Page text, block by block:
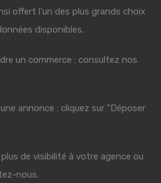
offert l'un des plus grands choix
disponibles.
un commerce : consultez nos
annonce : cliquez sur "Déposer
de visibilité à votre agence ou
nous.